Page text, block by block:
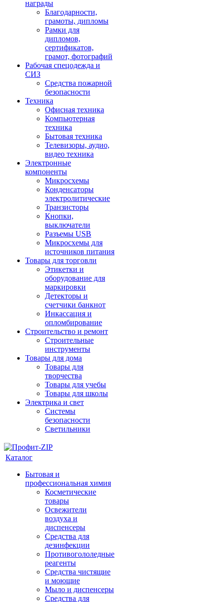
награды
Благодарности,
грамоты, дипломы
Рамки для
дипломов,
сертификатов,
грамот, фотографий
Рабочая спецодежда и
СИЗ
Средства пожарной
безопасности
Техника
Офисная техника
Компьютерная
техника
Бытовая техника
Телевизоры, аудио,
видео техника
Электронные
компоненты
Микросхемы
Конденсаторы
электролитические
Транзисторы
Кнопки,
выключатели
Разъемы USB
Микросхемы для
источников питания
Товары для торговли
Этикетки и
оборудование для
маркировки
Детекторы и
счетчики банкнот
Инкассация и
опломбирование
Строительство и ремонт
Строительные
инструменты
Товары для дома
Товары для
творчества
Товары для учебы
Товары для школы
Электрика и свет
Системы
безопасности
Светильники
Каталог
Бытовая и
профессиональная химия
Косметические
товары
Освежители
воздуха и
диспенсеры
Средства для
дезинфекции
Противогололедные
реагенты
Средства чистящие
и моющие
Мыло и диспенсеры
Средства для